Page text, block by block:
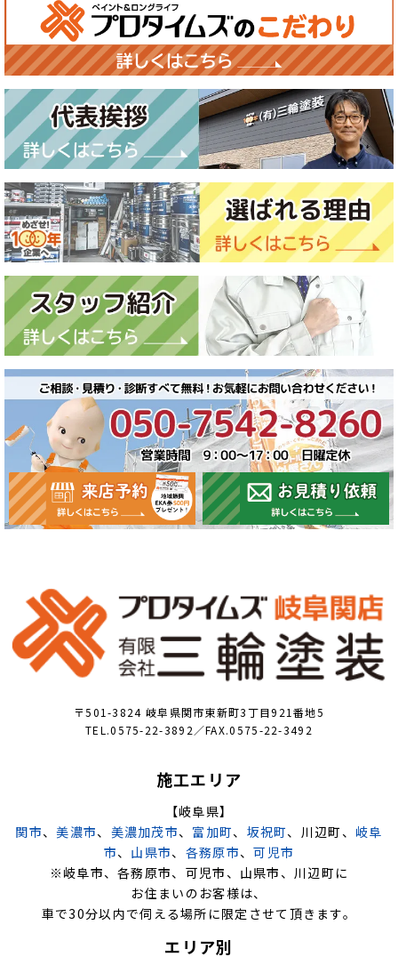
〒501-3824 岐阜県関市東新町3丁目921番地5
TEL.0575-22-3892／FAX.0575-22-3492
施工エリア
【岐阜県】
関市、美濃市、 美濃加茂市、 富加町、 坂祝町、川辺町、 岐阜
市、 山県市、 各務原市、可児市
※岐阜市、各務原市、可児市、山県市、川辺町に
お住まいのお客様は、
車で30分以内で伺える場所に限定させて頂きます。
エリア別